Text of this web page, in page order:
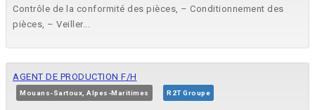
Contrôle de la conformité des pièces, – Conditionnement des
pièces, – Veiller...
AGENT DE PRODUCTION F/H
Mouans-Sartoux, Alpes-Maritimes R2T Groupe